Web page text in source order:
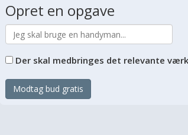
Opret en opgave
Der skal medbringes det relevante
Modtag bud gratis